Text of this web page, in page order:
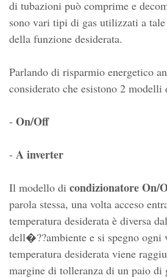
di tubazioni può comprime e
sono vari tipi di gas utilizzati a tale
della funzione desiderata.
Parlando di risparmio energetico
considerato che esistono 2
- On/Off
- A inverter
Il modello di condizionatore On/
parola stessa, una volta acceso
temperatura desiderata è diversa
dell�??ambiente e si spegno ogni
temperatura desiderata viene
margine di tolleranza di un paio di